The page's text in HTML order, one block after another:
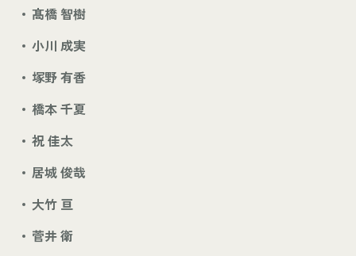
髙橋 智樹
小川 成実
塚野 有香
橋本 千夏
祝 佳太
居城 俊哉
大竹 亘
菅井 衛